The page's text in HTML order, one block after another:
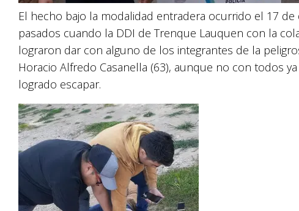
El hecho bajo la modalidad entradera ocurrido el 17
pasados cuando la DDI de Trenque Lauquen con la
lograron dar con alguno de los integrantes de la
Horacio Alfredo Casanella (63), aunque no con todos
logrado escapar.